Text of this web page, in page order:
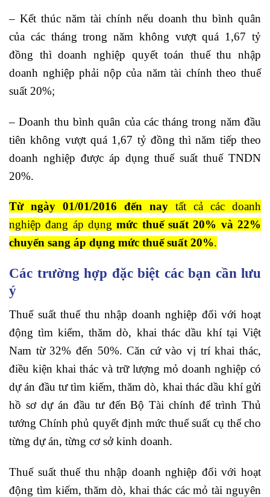
– Kết thúc năm tài chính nếu doanh thu bình quân
của các tháng trong năm không vượt quá 1,67 tỷ
đồng thì doanh nghiệp quyết toán thuế thu nhập
doanh nghiệp phải nộp của năm tài chính theo thuế
suất 20%;
– Doanh thu bình quân của các tháng trong năm đầu
tiên không vượt quá 1,67 tỷ đồng thì năm tiếp theo
doanh nghiệp được áp dụng thuế suất thuế TNDN
20%.
Từ ngày 01/01/2016 đến nay tất cả các doanh
nghiệp đang áp dụngmức thuế suất 20% và 22%
chuyển sang áp dụng mức thuế suất 20%.
Các trường hợp đặc biệt các bạn cần lưu
ý
Thuế suất thuế thu nhập doanh nghiệp đối với hoạt
động tìm kiếm, thăm dò, khai thác dầu khí tại Việt
Nam từ 32% đến 50%. Căn cứ vào vị trí khai thác,
điều kiện khai thác và trữ lượng mỏ doanh nghiệp có
dự án đầu tư tìm kiếm, thăm dò, khai thác dầu khí gửi
hồ sơ dự án đầu tư đến Bộ Tài chính để trình Thủ
tướng Chính phủ quyết định mức thuế suất cụ thể cho
từng dự án, từng cơ sở kinh doanh.
Thuế suất thuế thu nhập doanh nghiệp đối với hoạt
động tìm kiếm, thăm dò, khai thác các mỏ tài nguyên